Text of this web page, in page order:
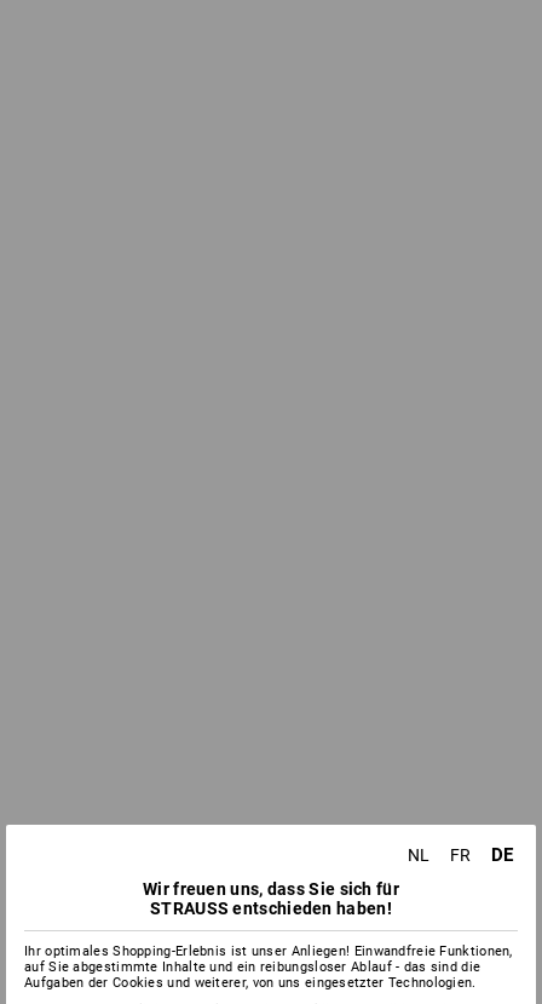
NL FR DE
Wir freuen uns, dass Sie sich für
STRAUSS entschieden haben!
Ihr optimales Shopping-Erlebnis ist unser Anliegen! Einwandfreie Funktionen,
auf Sie abgestimmte Inhalte und ein reibungsloser Ablauf - das sind die
Aufgaben der Cookies und weiterer, von uns eingesetzter Technologien.